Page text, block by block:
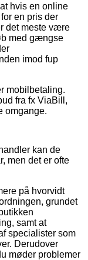
hvis en online
en pris der
det meste være
med gængse
imod fup
mobilbetaling.
fra fx ViaBill,
omgange.
kan de
men det er ofte
på hvorvidt
grundet
samt at
specialister som
Derudover
møder problemer